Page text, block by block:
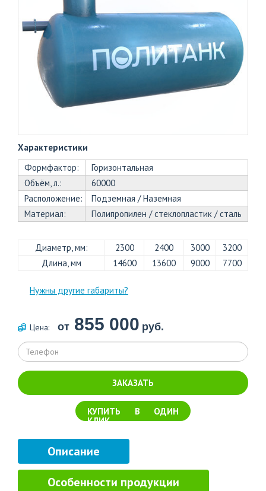
info@polytank.ru
(812)
Характеристики
Формфактор:
Горизонтальная
Объём, л.:
60000
Расположение:
Подземная / Наземная
Материал:
Полипропилен / стеклопластик / сталь
Диаметр, мм: 2300 2400 3000
3200
Длина, мм
14600 13600 9000 7700
Нужны другие габариты?
Цена: от 855 000 руб.
ЗАКАЗАТЬ
КУПИТЬ В ОДИН
КЛИК
Описание
Особенности продукции